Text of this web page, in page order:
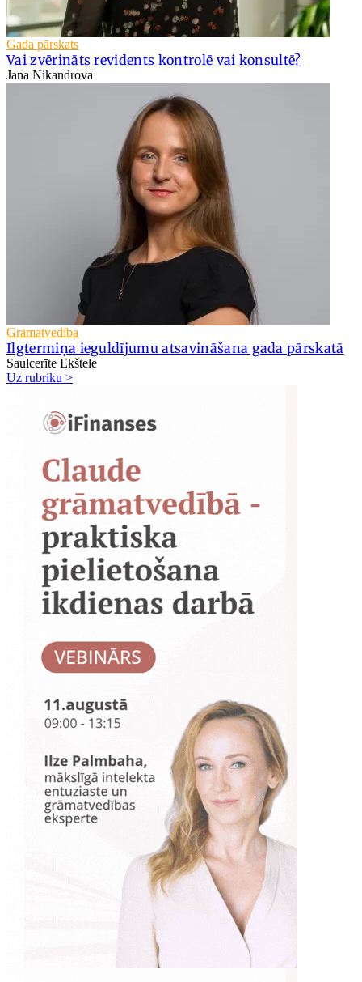
Gada pārskats
Vai zvērināts revidents kontrolē vai konsultē?
Jana Nikandrova
Grāmatvedība
Ilgtermiņa ieguldījumu atsavināšana gada pārskatā
Saulcerīte Ekštele
Uz rubriku >